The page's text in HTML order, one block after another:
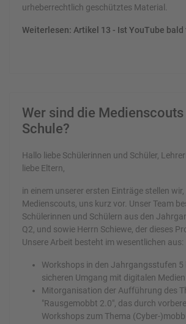
urheberrechtlich geschütztes Material.
Weiterlesen: Artikel 13 - Ist YouTube bald
Wer sind die
Schule?
Hallo liebe Schülerinnen und Schüler,
liebe Eltern,
in einem unserer ersten Einträge stellen wir,
Medienscouts, uns kurz vor. Unser Team
Schülerinnen und Schülern aus den
Q2, und sowie Herrn Schiewe, der dieses
Unsere Arbeit besteht im wesentlichen aus:
Workshops in den Jahrgangsstufen 5
sicheren Umgang mit digitalen Medien
Mitorganisation der Aufführung des
"Rausgemobbt 2.0", das durch
Workshops zum Thema (Cyber-